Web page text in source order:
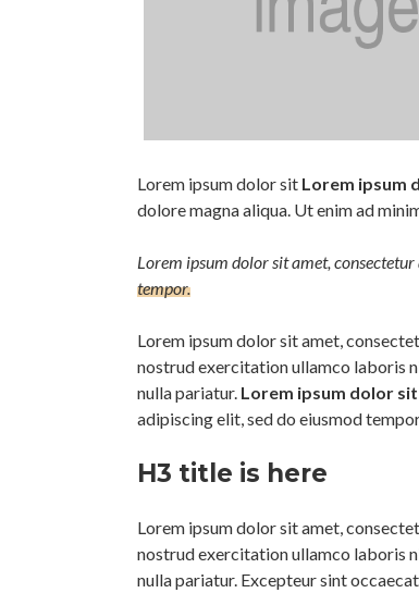
Lorem ipsum dolor sit Lorem ipsum
dolore magna aliqua. Ut enim ad
Lorem ipsum dolor sit amet,
tempor.
Lorem ipsum dolor sit amet,
nostrud exercitation ullamco laboris
nulla pariatur. Lorem ipsum dolor
adipiscing elit, sed do eiusmod
H3 title is here
Lorem ipsum dolor sit amet,
nostrud exercitation ullamco laboris
nulla pariatur. Excepteur sint